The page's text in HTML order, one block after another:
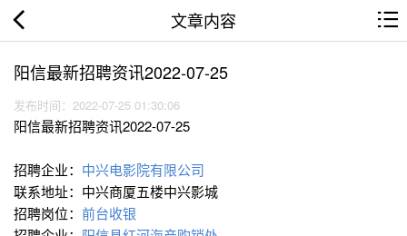
文章内容
阳信最新招聘资讯2022-07-25
发布时间：2022-07-25 01:30:06
阳信最新招聘资讯2022-07-25
招聘企业： 中兴电影院有限公司
联系地址：中兴商厦五楼中兴影城
招聘岗位： 前台收银